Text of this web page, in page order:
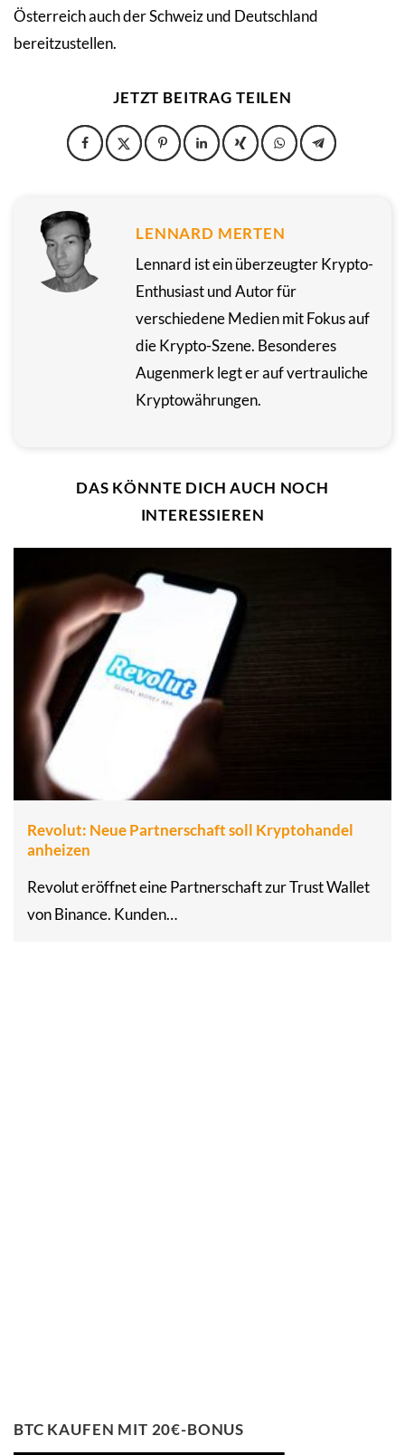
Österreich auch der Schweiz und Deutschland
bereitzustellen.
JETZT BEITRAG TEILEN
LENNARD MERTEN
Lennard ist ein überzeugter Krypto-
Enthusiast und Autor für
verschiedene Medien mit Fokus auf
die Krypto-Szene. Besonderes
Augenmerk legt er auf vertrauliche
Kryptowährungen.
DAS KÖNNTE DICH AUCH NOCH
INTERESSIEREN
Revolut: Neue Partnerschaft soll Kryptohandel
anheizen
Revolut eröffnet eine Partnerschaft zur Trust Wallet
von Binance. Kunden…
BTC KAUFEN MIT 20€-BONUS